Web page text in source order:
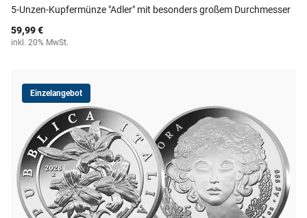
5-Unzen-Kupfermünze "Adler" mit besonders großem Durchmesser
59,99 €
inkl. 20% MwSt.
Einzelangebot